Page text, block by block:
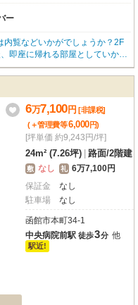
ー
覧などいかがでしょうか？2F
即座に帰れる部屋としていかが
ウス函館店(0138-85-8622)まで
6万7,100円 [非課税]
(＋管理費等6,000円)
[坪単価 約9,243円/坪]
24m² (7.26坪) 路面/2階建
敷 なし 礼 6万7,100円
保証金
なし
駐車場
なし
函館市本町34-1
中央病院前駅 徒歩3分 他
駅近!